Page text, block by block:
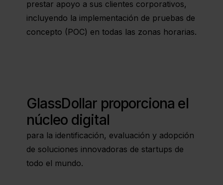
prestar apoyo a sus clientes corporativos,
incluyendo la implementación de pruebas de
concepto (POC) en todas las zonas horarias.
GlassDollar proporciona el
núcleo digital
para la identificación, evaluación y adopción
de soluciones innovadoras de startups de
todo el mundo.